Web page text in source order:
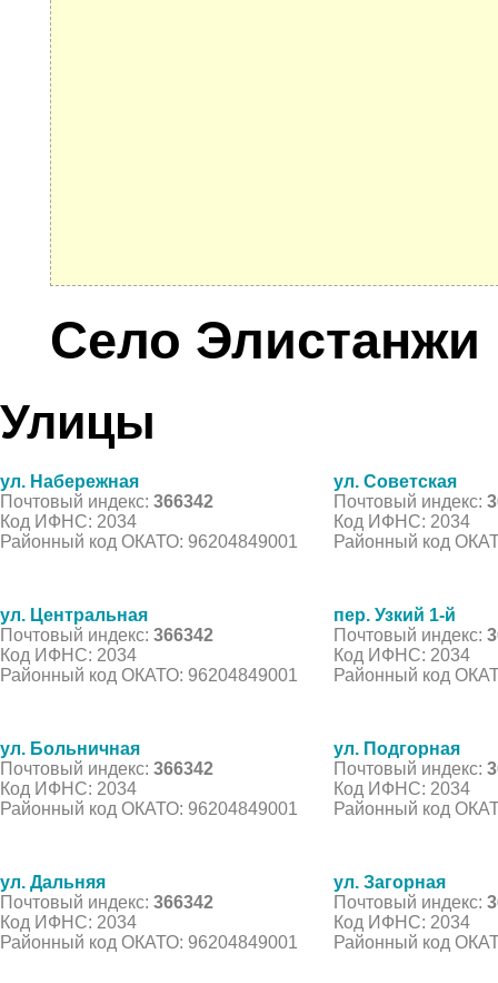
Село Элистанжи
Улицы
ул. Набережная
Почтовый индекс: 366342
Код ИФНС: 2034
Районный код ОКАТО: 96204849001
ул. Советская
Почтовый индекс:
Код ИФНС: 2034
Районный код
ул. Центральная
Почтовый индекс: 366342
Код ИФНС: 2034
Районный код ОКАТО: 96204849001
пер. Узкий 1-й
Почтовый индекс:
Код ИФНС: 2034
Районный код
ул. Больничная
Почтовый индекс: 366342
Код ИФНС: 2034
Районный код ОКАТО: 96204849001
ул. Подгорная
Почтовый индекс:
Код ИФНС: 2034
Районный код
ул. Дальняя
Почтовый индекс: 366342
Код ИФНС: 2034
Районный код ОКАТО: 96204849001
ул. Загорная
Почтовый индекс:
Код ИФНС: 2034
Районный код